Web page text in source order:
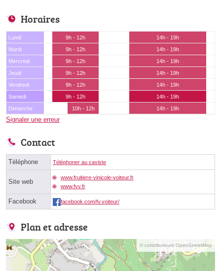
Horaires
Lundi 9h - 12h
14h - 19h
Mardi
9h - 12h
14h - 19h
Mercredi
9h - 12h
14h - 19h
Jeudi
9h - 12h
14h - 19h
Vendredi
9h - 12h
14h - 19h
Samedi
9h - 12h
14h - 19h
Dimanche
10h - 12h 14h - 19h
Signaler une erreur
Contact
Téléphone Téléphoner au caviste
Site web
www.fruitiere-vinicole-voiteur.fr
www.fvv.fr
Facebook facebook.com/fv.voiteur/
Plan et adresse
© contributeurs OpenStreetMap